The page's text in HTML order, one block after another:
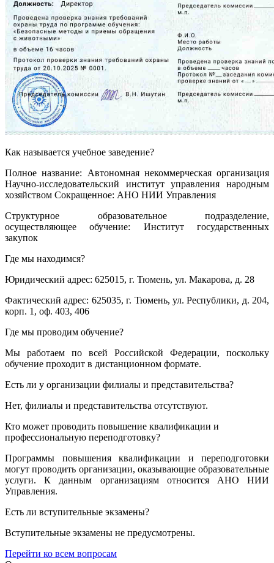
Как называется учебное заведение?
Полное название: Автономная некоммерческая организация
Научно-исследовательский институт управления народным
хозяйством Сокращенное: АНО НИИ Управления
Структурное образовательное подразделение,
осуществляющее обучение: Институт государственных
закупок
Где мы находимся?
Юридический адрес: 625015, г. Тюмень, ул. Макарова, д. 28
Фактический адрес: 625035, г. Тюмень, ул. Республики, д. 204,
корп. 1, оф. 403, 406
Где мы проводим обучение?
Мы работаем по всей Российской Федерации, поскольку
обучение проходит в дистанционном формате.
Есть ли у организации филиалы и представительства?
Нет, филиалы и представительства отсутствуют.
Кто может проводить повышение квалификации и
профессиональную переподготовку?
Программы повышения квалификации и переподготовки
могут проводить организации, оказывающие образовательные
услуги. К данным организациям относится АНО НИИ
Управления.
Есть ли вступительные экзамены?
Вступительные экзамены не предусмотрены.
Перейти ко всем вопросам